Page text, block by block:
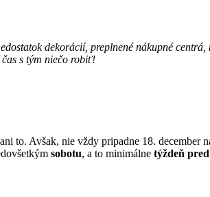
dekorácií, preplnené nákupné centrá,
s tým niečo robiť!
to. Avšak, nie vždy pripadne 18. december
sobotu, a to minimálne týždeň